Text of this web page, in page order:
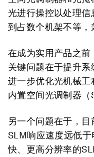
光进行操控以处理信
到占数个机架不等，
在成为实用产品之前
关键问题在于提升
进一步优化光机械工
内置空间光调制器（
另一个问题在于，
SLM响应速度远低
快、更高分辨率的